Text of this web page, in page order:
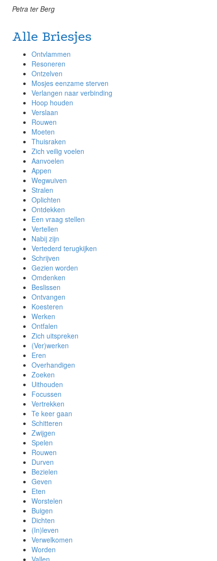
Petra ter Berg
Alle Briesjes
Ontvlammen
Resoneren
Ontzelven
Mosjes eenzame sterven
Verlangen naar verbinding
Hoop houden
Verslaan
Rouwen
Moeten
Thuisraken
Zich veilig voelen
Aanvoelen
Appen
Wegwuiven
Stralen
Oplichten
Ontdekken
Een vraag stellen
Vertellen
Nabij zijn
Vertederd terugkijken
Schrijven
Gezien worden
Omdenken
Beslissen
Ontvangen
Koesteren
Werken
Ontfalen
Zich uitspreken
(Ver)werken
Eren
Overhandigen
Zoeken
Uithouden
Focussen
Vertrekken
Te keer gaan
Schitteren
Zwijgen
Spelen
Rouwen
Durven
Bezielen
Geven
Eten
Worstelen
Buigen
Dichten
(In)leven
Verwelkomen
Worden